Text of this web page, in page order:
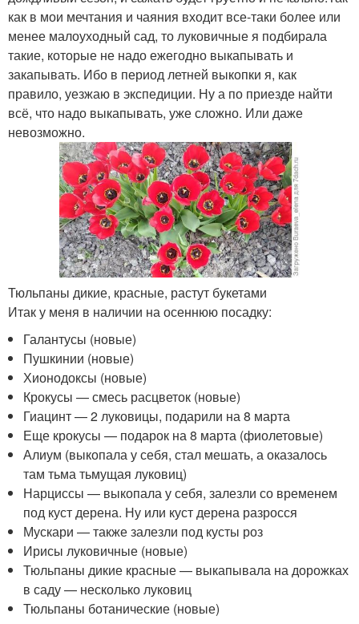
как в мои мечтания и чаяния входит все-таки более или
менее малоуходный сад, то луковичные я подбирала
такие, которые не надо ежегодно выкапывать и
закапывать. Ибо в период летней выкопки я, как
правило, уезжаю в экспедиции. Ну а по приезде найти
всё, что надо выкапывать, уже сложно. Или даже
невозможно.
Тюльпаны дикие, красные, растут букетами
Итак у меня в наличии на осеннюю посадку:
Галантусы (новые)
Пушкинии (новые)
Хионодоксы (новые)
Крокусы — смесь расцветок (новые)
Гиацинт — 2 луковицы, подарили на 8 марта
Еще крокусы — подарок на 8 марта (фиолетовые)
Алиум (выкопала у себя, стал мешать, а оказалось
там тьма тьмущая луковиц)
Нарциссы — выкопала у себя, залезли со временем
под куст дерена. Ну или куст дерена разросся
Мускари — также залезли под кусты роз
Ирисы луковичные (новые)
Тюльпаны дикие красные — выкапывала на дорожках
в саду — несколько луковиц
Тюльпаны ботанические (новые)